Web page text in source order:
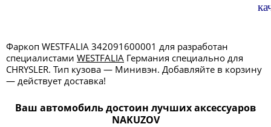
Фаркоп WESTFALIA 342091600001 для разработан
специалистами WESTFALIA Германия специально для
CHRYSLER. Тип кузова — Минивэн. Добавляйте в корзину
— действует доставка!
Ваш автомобиль достоин лучших аксессуаров
NAKUZOV